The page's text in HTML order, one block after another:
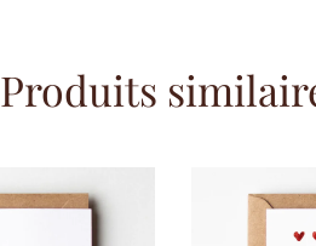
Produits